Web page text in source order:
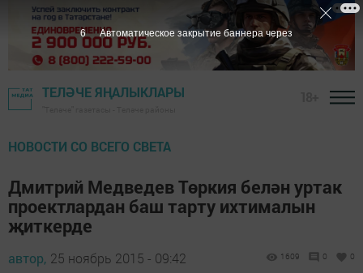
ТЕЛӘЧЕ ЯҢАЛЫКЛАРЫ
НОВОСТИ СО ВСЕГО СВЕТА
Дмитрий Медведев Төркия белән уртак
проектлардан баш тарту ихтималын
җиткерде
автор, 25 ноябрь 2015 - 09:42 1609 0 0
5 Автоматическое закрытие баннера через